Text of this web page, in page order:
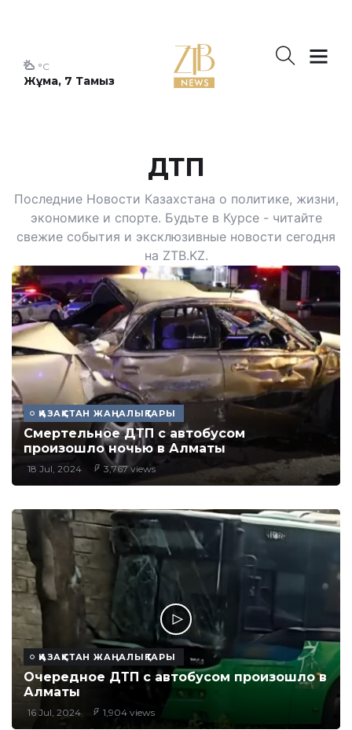
Жұма, 7 Тамыз
°C
ДТП
Последние Новости Казахстана о политике, жизни,
экономике и спорте. Будьте в Курсе - читайте
свежие события и эксклюзивные новости сегодня
на ZTB.KZ.
ҚАЗАҚСТАН ЖАҢАЛЫҚТАРЫ
Смертельное ДТП с автобусом
произошло ночью в Алматы
18 Jul, 2024 3,767 views
ҚАЗАҚСТАН ЖАҢАЛЫҚТАРЫ
Очередное ДТП с автобусом произошло в
Алматы
16 Jul, 2024 1,904 views